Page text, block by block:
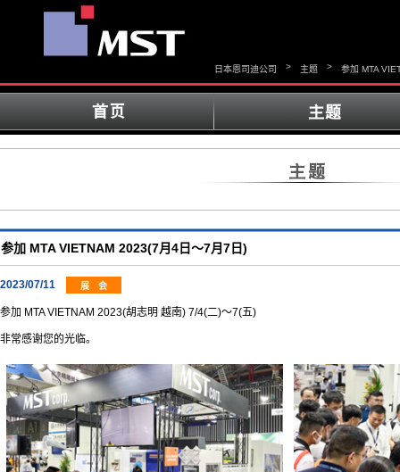
日本恩司迪公司 > 主题 > 参加 MTA
参加 MTA VIETNAM 2023(7月4日～7月7日)
2023/07/11 展 会
参加 MTA VIETNAM 2023(胡志明 越南) 7/4(二)～7(五)
非常感谢您的光临。